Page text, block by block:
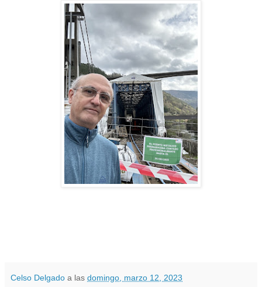
Celso Delgado a las domingo, marzo 12, 2023